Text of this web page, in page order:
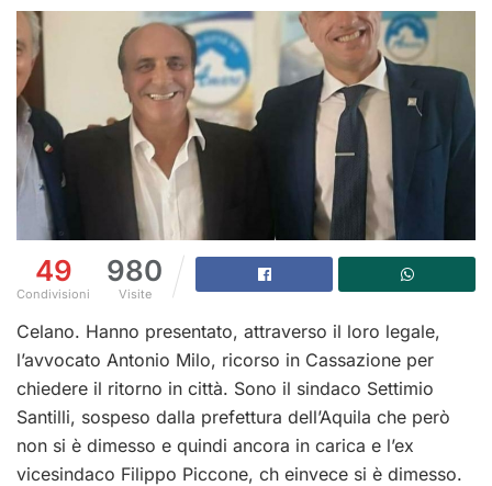
49
Condivisioni
980
Visite
Celano. Hanno presentato, attraverso il loro legale,
l’avvocato Antonio Milo, ricorso in Cassazione per
chiedere il ritorno in città. Sono il sindaco Settimio
Santilli, sospeso dalla prefettura dell’Aquila che però
non si è dimesso e quindi ancora in carica e l’ex
vicesindaco Filippo Piccone, ch einvece si è dimesso.